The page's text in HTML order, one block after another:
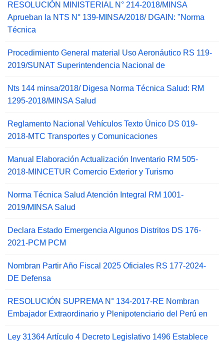
RESOLUCIÓN MINISTERIAL N° 214-2018/MINSA
Aprueban la NTS N° 139-MINSA/2018/ DGAIN: "Norma
Técnica
Procedimiento General material Uso Aeronáutico RS 119-
2019/SUNAT Superintendencia Nacional de
Nts 144 minsa/2018/ Digesa Norma Técnica Salud: RM
1295-2018/MINSA Salud
Reglamento Nacional Vehículos Texto Único DS 019-
2018-MTC Transportes y Comunicaciones
Manual Elaboración Actualización Inventario RM 505-
2018-MINCETUR Comercio Exterior y Turismo
Norma Técnica Salud Atención Integral RM 1001-
2019/MINSA Salud
Declara Estado Emergencia Algunos Distritos DS 176-
2021-PCM PCM
Nombran Partir Año Fiscal 2025 Oficiales RS 177-2024-
DE Defensa
RESOLUCIÓN SUPREMA N° 134-2017-RE Nombran
Embajador Extraordinario y Plenipotenciario del Perú en
Ley 31364 Artículo 4 Decreto Legislativo 1496 Establece